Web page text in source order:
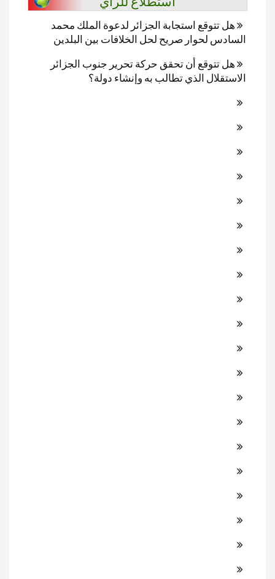
هل تتوقع استجابة الجزائر لدعوة الملك محمد
السادس لحوار صريح لحل الخلافات بين البلدين
هل تتوقع أن تحقق حركة تحرير جنوب الجزائر
الاستقلال الذي تطالب به وإنشاء دولة؟